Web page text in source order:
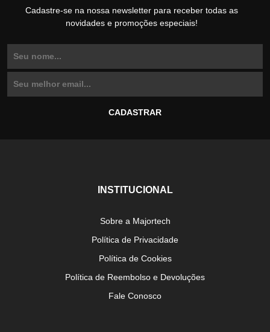
Cadastre-se na nossa newsletter para receber todas as
novidades e promoções especiais!
INSTITUCIONAL
Sobre a Majortech
Política de Privacidade
Política de Cookies
Política de Reembolso e Devoluções
Fale Conosco